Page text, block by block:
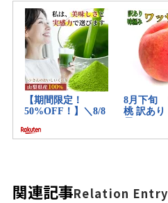
関連記事Relation Entry